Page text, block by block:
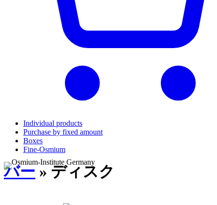
Individual products
Purchase by fixed amount
Boxes
Fine-Osmium
バー » ディスク